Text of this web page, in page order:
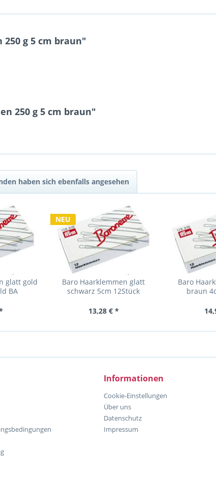
g 5 cm braun"
250 g 5 cm braun"
haben sich ebenfalls angesehen
glatt gold
BA
NEU
Baro Haarklemmen glatt
schwarz 5cm 12Stück
13,28 € *
Baro
braun
Informationen
Cookie-Einstellungen
Über uns
Datenschutz
Impressum